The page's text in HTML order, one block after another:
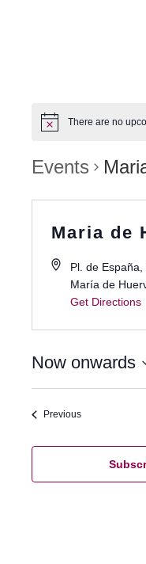
There are no
Events
Maria de
Pl. de España,
María de
Get Directions
Now onwards
PreviousEvents